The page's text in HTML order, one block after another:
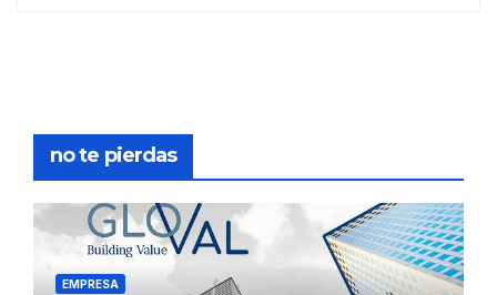
no te pierdas
EMPRESA